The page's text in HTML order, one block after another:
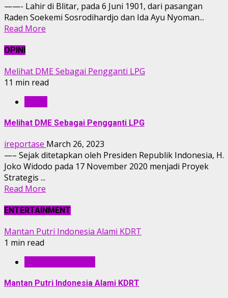
——- Lahir di Blitar, pada 6 Juni 1901, dari pasangan
Raden Soekemi Sosrodihardjo dan Ida Ayu Nyoman...
Read More
OPINI
Melihat DME Sebagai Pengganti LPG
11 min read
Melihat DME Sebagai Pengganti LPG
ireportase March 26, 2023
—– Sejak ditetapkan oleh Presiden Republik Indonesia, H.
Joko Widodo pada 17 November 2020 menjadi Proyek
Strategis ...
Read More
ENTERTAINMENT
Mantan Putri Indonesia Alami KDRT
1 min read
Mantan Putri Indonesia Alami KDRT